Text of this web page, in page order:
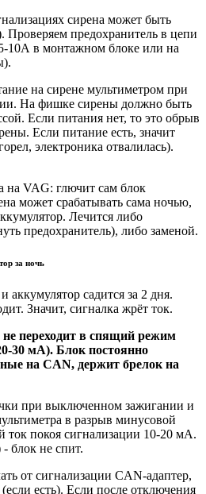
сирена может быть
Проверяем предохранитель в цепи
10А в монтажном блоке или на
на сирене мультиметром при
На фишке сирены должно быть
Если питания нет, то это обрыв
Если питание есть, значит
электроника отвалилась).
на VAG: глючит сам блок
может срабатывать сама ночью,
Лечится либо
предохранитель), либо заменой.
за ночь
садится за 2 дня.
Значит, сигналка жрёт ток.
переходит в спящий режим
30 мА). Блок постоянно
на CAN, держит брелок на
при выключенном зажигании и
в разрыв минусовой
покоя сигнализации 10-20 мА.
блок не спит.
от сигнализации CAN-адаптер,
есть). Если после отключения